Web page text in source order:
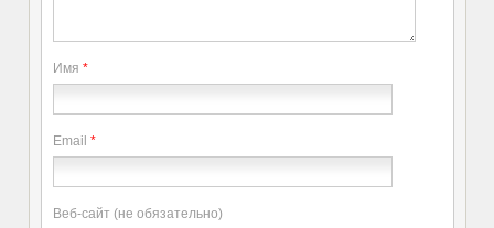
Имя *
Email *
Веб-сайт (не обязательно)